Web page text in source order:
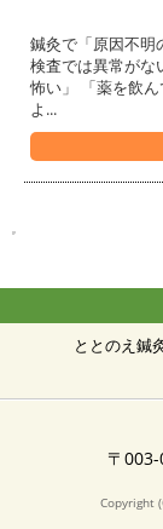
鍼灸で「原因不明
検査では異常がな
怖い」 「薬を飲
よ...
ととのえ鍼
〒
Copyright